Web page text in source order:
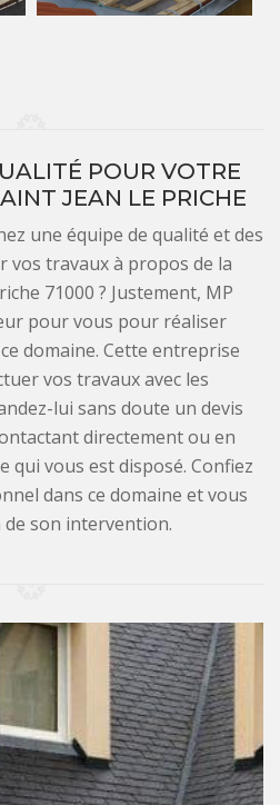
POUR VOTRE
JEAN LE PRICHE
une équipe de qualité et des
vos travaux à propos de la
71000 ? Justement, MP
pour vous pour réaliser
domaine. Cette entreprise
vos travaux avec les
lui sans doute un devis
directement ou en
vous est disposé. Confiez
dans ce domaine et vous
son intervention.